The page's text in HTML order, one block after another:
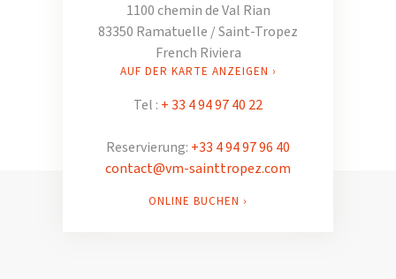
1100 chemin de Val Rian
83350 Ramatuelle / Saint-Tropez
French Riviera
AUF DER KARTE ANZEIGEN ›
Tel : + 33 4 94 97 40 22
Reservierung: +33 4 94 97 96 40
contact@vm-sainttropez.com
ONLINE BUCHEN ›